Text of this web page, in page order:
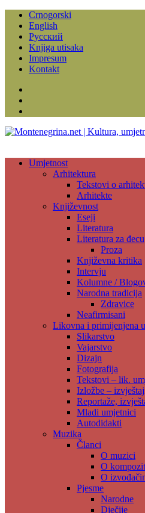
Crnogorski
English
Русский
Knjiga utisaka
Impresum
Kontakt
Umjetnost
Arhitektura
Tekstovi o
Arhitekte
Književnost
Eseji
Literatura
Literatura za đecu
Proza
Književna kritika
Intervju
Kolumne /
Narodna tradicija
Zdravice
Neafirmisani
Likovna i primijenjena
Slikarstvo
Vajarstvo
Dizajn
Fotografija
Tekstovi – lik.
Izložbe –
Reportaže,
Mladi umjetnici
Autodidakti
Muzika
Članci
O muzici
O
O
Pjesme
Narodne
Dječije